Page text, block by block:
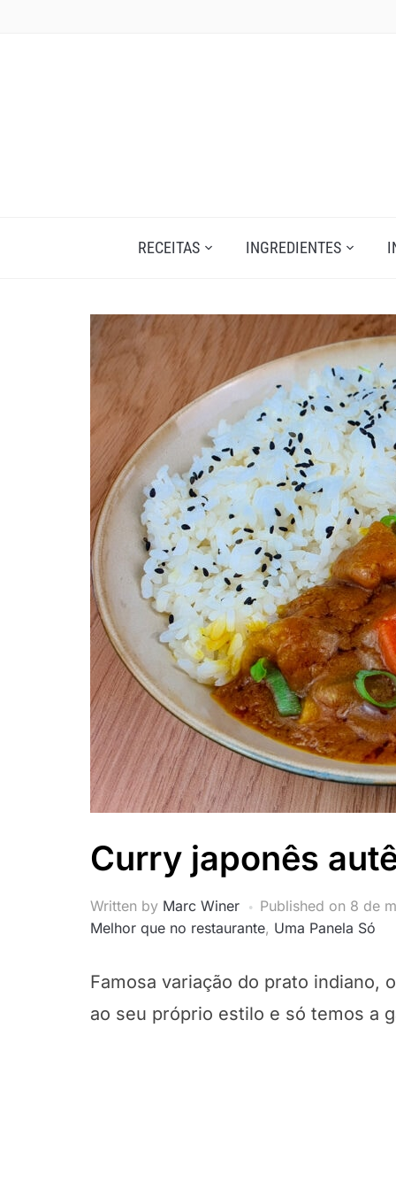
RECEITAS INGREDIENTES
Curry japonês
Written by Marc Winer Published on 8 de
Melhor que no restaurante, Uma Panela Só
Famosa variação do prato indiano,
ao seu próprio estilo e só temos a